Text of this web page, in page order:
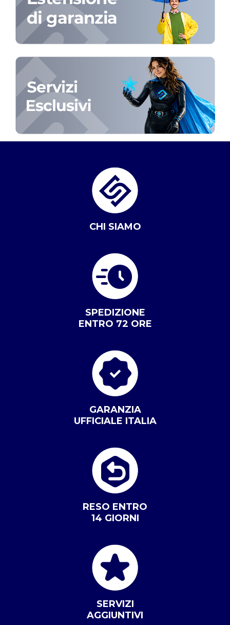
CHI SIAMO
SPEDIZIONE
ENTRO 72 ORE
GARANZIA
UFFICIALE ITALIA
RESO ENTRO
14 GIORNI
SERVIZI
AGGIUNTIVI